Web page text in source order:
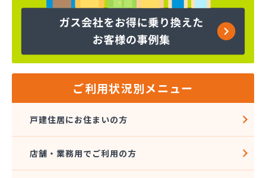
ヤマサ共和ライフ株式会社 一色営業所
ヤマサ共和ライフ株式会社 江南営業所
ヤマサ共和ライフ株式会社 三河営業所
ヤマサ共和ライフ株式会社 豊川営業所
ヤマサ高圧株式会社
ヤマサ總業株式会社 愛知西支店
ヤマトク
ご利用状況別メニュー
戸建住居にお住まいの方
店舗・業務用でご利用の方